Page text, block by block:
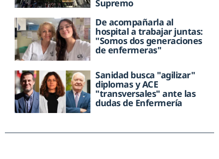
Supremo
De acompañarla al
hospital a trabajar juntas:
"Somos dos generaciones
de enfermeras"
Sanidad busca "agilizar"
diplomas y ACE
"transversales" ante las
dudas de Enfermería